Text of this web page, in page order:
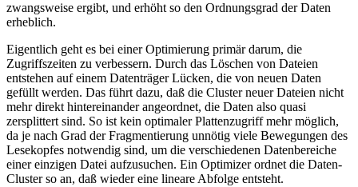
zwangsweise ergibt, und erhöht so den Ordnungsgrad der Daten
erheblich.
Eigentlich geht es bei einer Optimierung primär darum, die
Zugriffszeiten zu verbessern. Durch das Löschen von Dateien
entstehen auf einem Datenträger Lücken, die von neuen Daten
gefüllt werden. Das führt dazu, daß die Cluster neuer Dateien nicht
mehr direkt hintereinander angeordnet, die Daten also quasi
zersplittert sind. So ist kein optimaler Plattenzugriff mehr möglich,
da je nach Grad der Fragmentierung unnötig viele Bewegungen des
Lesekopfes notwendig sind, um die verschiedenen Datenbereiche
einer einzigen Datei aufzusuchen. Ein Optimizer ordnet die Daten-
Cluster so an, daß wieder eine lineare Abfolge entsteht.